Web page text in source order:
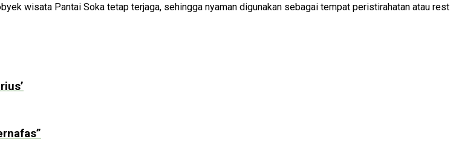
wisata Pantai Soka tetap terjaga, sehingga nyaman digunakan sebagai tempat peristirahatan atau rest